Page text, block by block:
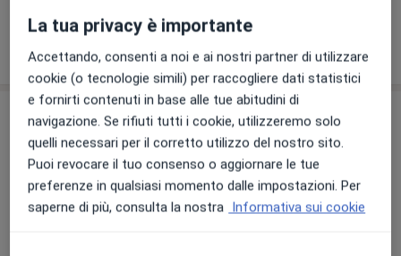
dall’adolescenza alla menopausa.
Mostra dettaglisull'esperienza
Prestazioni e prezzi
Visita ostetrica
50 € - 60 € Dettagli Prenota una visita
La tua privacy è importante
Accettando, consenti a noi e ai nostri partner di utilizzare
cookie (o tecnologie simili) per raccogliere dati statistici
e fornirti contenuti in base alle tue abitudini di
navigazione. Se rifiuti tutti i cookie, utilizzeremo solo
quelli necessari per il corretto utilizzo del nostro sito.
Puoi revocare il tuo consenso o aggiornare le tue
preferenze in qualsiasi momento dalle impostazioni. Per
saperne di più, consulta la nostra Informativa sui cookie